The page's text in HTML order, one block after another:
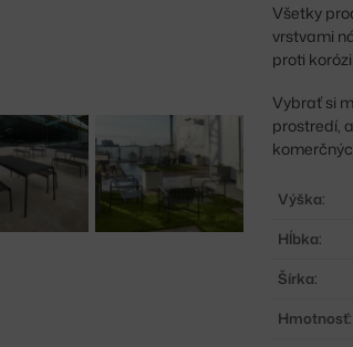
Všetky
vrstvami
proti korózii.
Vybrať si
prostredí,
Výška:
Hĺbka:
Šírka:
Hmotnosť: